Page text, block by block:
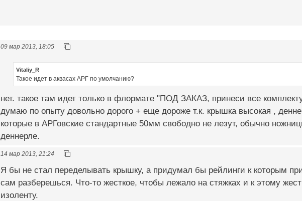
09 мар 2013, 18:05
Vitaliy_R
Такое идет в аквасах АРГ по умолчанию?
нет. такое там идет только в флормате "ПОД ЗАКАЗ, принеси все
думаю по опыту довольно дорого + еще дороже т.к. крышка высокая ,
которые в АРГовские стандартные 50мм свободно не лезут, обычно
деннерле.
14 мар 2013, 21:24
Я бы не стал переделывать крышку, а придумал бы рейлинги к которым
сам разберешься. Что-то жесткое, чтобы лежало на стяжках и к этому
изоленту.